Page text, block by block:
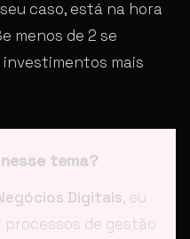
caso, está na hora
menos de 2 se
mais
tema?
Digitais, eu
de gestão